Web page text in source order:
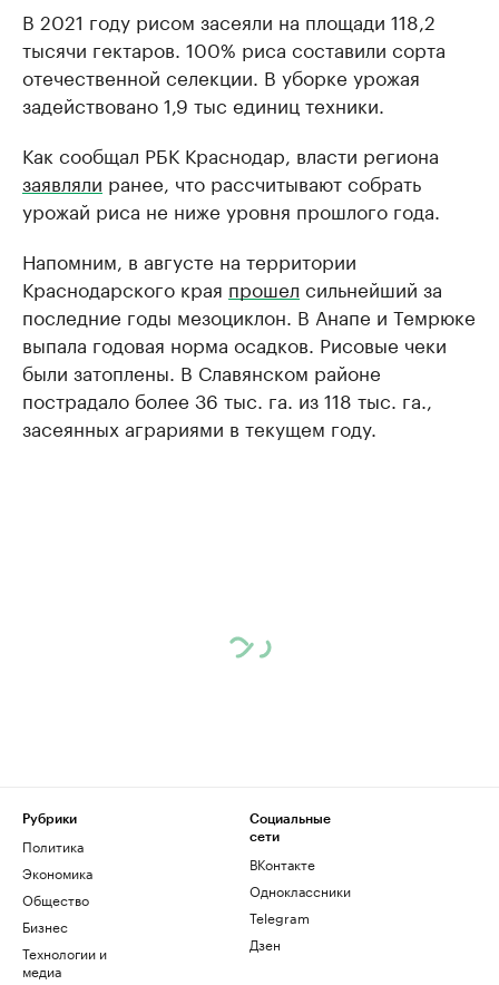
В 2021 году рисом засеяли на площади 118,2
тысячи гектаров. 100% риса составили сорта
отечественной селекции. В уборке урожая
задействовано 1,9 тыс единиц техники.
Как сообщал РБК Краснодар, власти региона
заявляли ранее, что рассчитывают собрать
урожай риса не ниже уровня прошлого года.
Напомним, в августе на территории
Краснодарского края прошел сильнейший за
последние годы мезоциклон. В Анапе и Темрюке
выпала годовая норма осадков. Рисовые чеки
были затоплены. В Славянском районе
пострадало более 36 тыс. га. из 118 тыс. га.,
засеянных аграриями в текущем году.
Рубрики
Политика
Экономика
Общество
Бизнес
Технологии и
медиа
Социальные
сети
ВКонтакте
Одноклассники
Telegram
Дзен